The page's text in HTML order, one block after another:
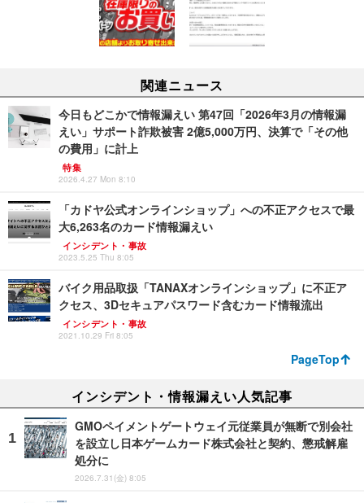
関連ニュース
今日もどこかで情報漏えい 第47回「2026年3月の情報漏
えい」サポート詐欺被害 2億5,000万円、決算で「その他
の費用」に計上
特集
2026.4.27 Mon 8:10
「カドヤ公式オンラインショップ」への不正アクセスで最
大6,263名のカード情報漏えい
インシデント・事故
2023.5.25 Thu 8:05
バイク用品取扱「TANAXオンラインショップ」に不正ア
クセス、3Dセキュアパスワード含むカード情報流出
インシデント・事故
2021.10.29 Fri 8:05
PageTop
インシデント・情報漏えい人気記事
GMOペイメントゲートウェイ元従業員が無断で別会社
を設立し日本ゲームカード株式会社と契約、懲戒解雇
処分に
2026.7.31(金) 8:05